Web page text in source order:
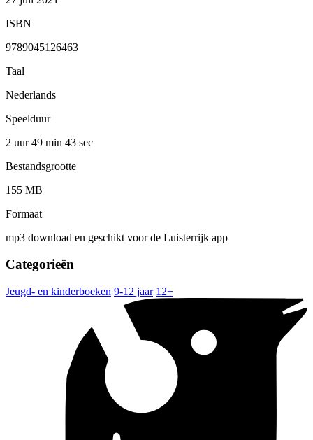
ISBN
9789045126463
Taal
Nederlands
Speelduur
2 uur 49 min 43 sec
Bestandsgrootte
155 MB
Formaat
mp3 download en geschikt voor de Luisterrijk app
Categorieën
Jeugd- en kinderboeken 9-12 jaar 12+